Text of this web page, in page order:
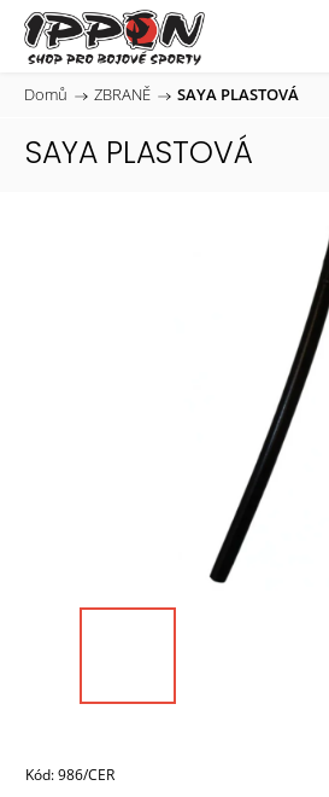
Domů / ZBRANĚ / SAYA PLASTOVÁ
SAYA PLASTOVÁ
Kód:986/CER